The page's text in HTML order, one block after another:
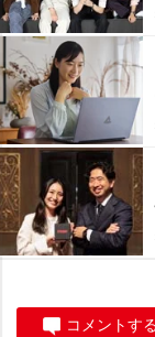
コメントす